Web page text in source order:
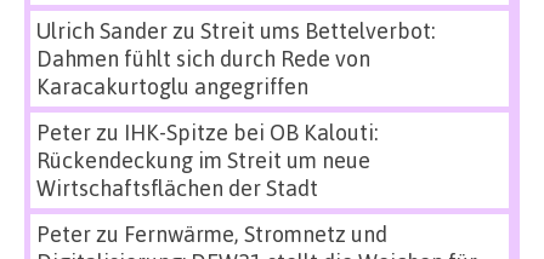
Ulrich Sanderzu Streit ums Bettelverbot:
Dahmen fühlt sich durch Rede von
Karacakurtoglu angegriffen
Peterzu IHK-Spitze bei OB Kalouti:
Rückendeckung im Streit um neue
Wirtschaftsflächen der Stadt
Peterzu Fernwärme, Stromnetz und